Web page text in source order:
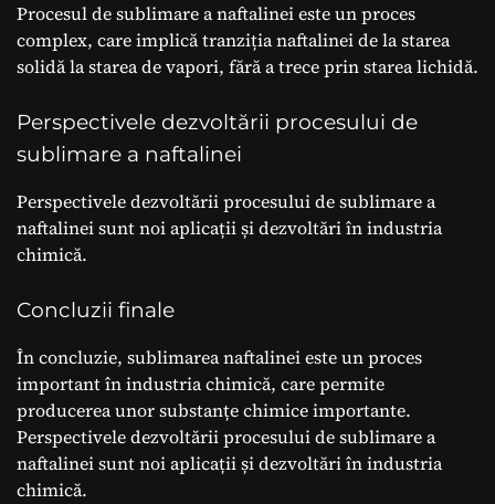
Procesul de sublimare a naftalinei este un proces
complex, care implică tranziția naftalinei de la starea
solidă la starea de vapori, fără a trece prin starea lichidă.
Perspectivele dezvoltării procesului de
sublimare a naftalinei
Perspectivele dezvoltării procesului de sublimare a
naftalinei sunt noi aplicații și dezvoltări în industria
chimică.
Concluzii finale
În concluzie, sublimarea naftalinei este un proces
important în industria chimică, care permite
producerea unor substanțe chimice importante.
Perspectivele dezvoltării procesului de sublimare a
naftalinei sunt noi aplicații și dezvoltări în industria
chimică.